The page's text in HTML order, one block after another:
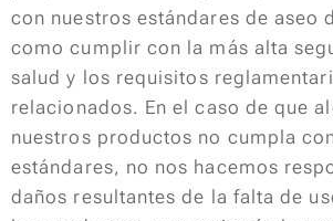
con nuestros estándares de aseo
como cumplir con la más alta
salud y los requisitos
relacionados. En el caso de que
nuestros productos no cumpla
estándares, no nos hacemos
daños resultantes de la falta de